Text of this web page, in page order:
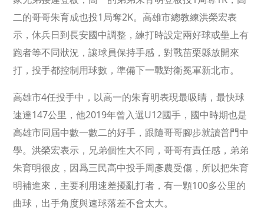
二的哥哥朱育成也投1局奪2K。高雄市總教練洪榮宏表
示，休兵日到長安國中調整，練打時設定兩好球或壘上有
跑者等不同狀況，讓球員保持手感，對戰苗栗縣放開來
打，投手都控制用球數，準備下一戰對衛冕軍新北市。
高雄市4任投手中，以高一的朱育明表現最吸睛，最快球
速達147公里，他2019年曾入選U12國手，國中時期也是
高雄市同屆中數一數二的好手，跟隨哥哥腳步就讀普門中
學。洪榮宏表示，兄弟個性大不同，哥哥有責任感，弟弟
朱育明很皮，因爲三民高中投手周彥農受傷，所以把朱育
明補進來，主要利用速差擾亂打者，有一顆100多公里的
曲球，出手角度與速球落差不會太大。